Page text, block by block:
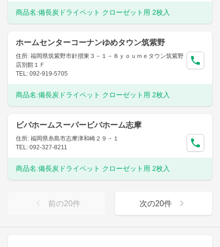
商品名:備長炭ドライペット クローゼット用 2枚入
ホームセンターコーナンゆめタウン筑紫野
住所: 福岡県筑紫野市針摺東３－１－８ｙｏｕｍｅタウン筑紫野
店別館１Ｆ
TEL: 092-919-5705
商品名:備長炭ドライペット クローゼット用 2枚入
ビバホームスーパービバホーム志摩
住所: 福岡県糸島市志摩津和崎２９－１
TEL: 092-327-8211
商品名:備長炭ドライペット クローゼット用 2枚入
前の20件 次の20件